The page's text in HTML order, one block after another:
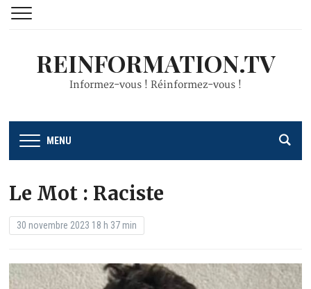
REINFORMATION.TV
Informez-vous ! Réinformez-vous !
MENU
Le Mot : Raciste
30 novembre 2023 18 h 37 min